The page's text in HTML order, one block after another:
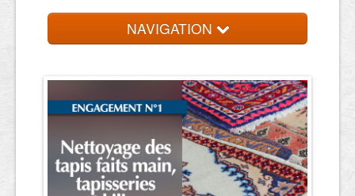
NAVIGATION
Trouver une entreprise